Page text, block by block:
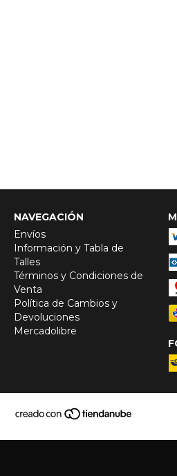
NAVEGACIÓN
Envíos
Información y Tabla de
Talles
Términos y Condiciones de
Venta
Política de Cambios y
Devoluciones
Mercadolibre